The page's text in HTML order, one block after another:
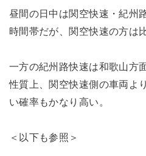
昼間の日中は関空快速・紀州
時間帯だが、関空快速の方は
一方の紀州路快速は和歌山方
性質上、関空快速側の車両よ
い確率もかなり高い。
＜以下も参照＞